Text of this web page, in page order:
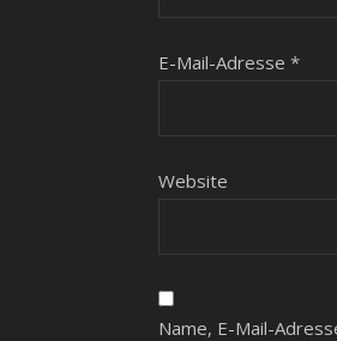
E-Mail-Adresse *
Website
Name, E-Mail-